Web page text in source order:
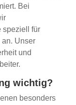
Bei
speziell für
Unser
und
wichtig?
besonders